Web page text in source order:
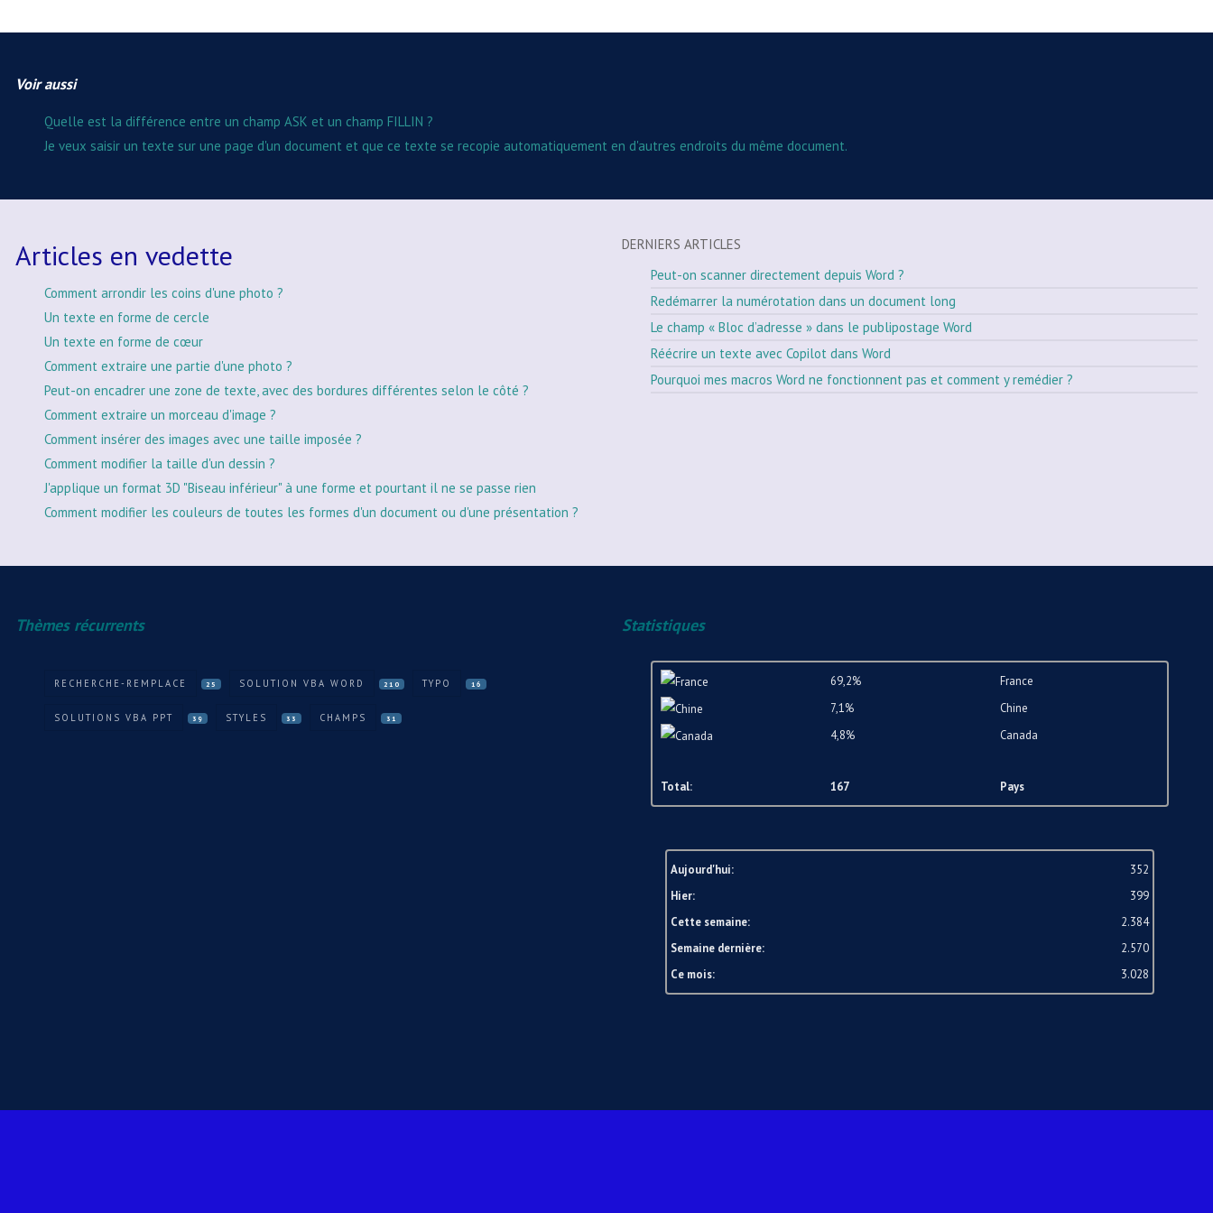
Voir aussi
Quelle est la différence entre un champ ASK et un champ FILLIN ?
Je veux saisir un texte sur une page d'un document et que ce texte se recopie automatiquement en d'autres endroits du même document.
Articles en vedette
Comment arrondir les coins d'une photo ?
Un texte en forme de cercle
Un texte en forme de cœur
Comment extraire une partie d'une photo ?
Peut-on encadrer une zone de texte, avec des bordures différentes selon le côté ?
Comment extraire un morceau d'image ?
Comment insérer des images avec une taille imposée ?
Comment modifier la taille d'un dessin ?
J'applique un format 3D "Biseau inférieur" à une forme et pourtant il ne se passe rien
Comment modifier les couleurs de toutes les formes d'un document ou d'une présentation ?
DERNIERS ARTICLES
Peut-on scanner directement depuis Word ?
Redémarrer la numérotation dans un document long
Le champ « Bloc d’adresse » dans le publipostage Word
Réécrire un texte avec Copilot dans Word
Pourquoi mes macros Word ne fonctionnent pas et comment y remédier ?
Thèmes récurrents
RECHERCHE-REMPLACE 25 SOLUTION VBA WORD 210 TYPO 16
SOLUTIONS VBA PPT 39 STYLES 33 CHAMPS 31
Statistiques
69,2%
France
7,1%
Chine
4,8%
Canada
Total: 167 Pays
Aujourd'hui:
352
Hier:
399
Cette semaine:
2.384
Semaine dernière:
2.570
Ce mois:
3.028